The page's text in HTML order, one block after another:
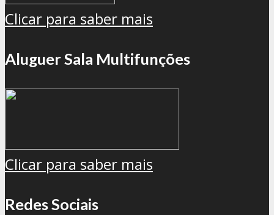
Clicar para saber mais
Aluguer Sala Multifunções
Clicar para saber mais
Redes Sociais